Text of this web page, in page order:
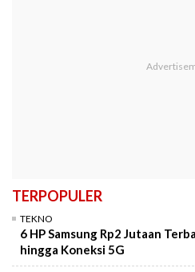
TERPOPULER
TEKNO
6 HP Samsung Rp2 Jutaan
hingga Koneksi 5G